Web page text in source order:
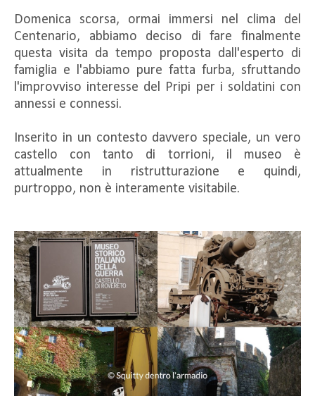
Domenica scorsa, ormai immersi nel clima del
Centenario, abbiamo deciso di fare finalmente
questa visita da tempo proposta dall'esperto di
famiglia e l'abbiamo pure fatta furba, sfruttando
l'improvviso interesse del Pripi per i soldatini con
annessi e connessi.
Inserito in un contesto davvero speciale, un vero
castello con tanto di torrioni, il museo è
attualmente in ristrutturazione e quindi,
purtroppo, non è interamente visitabile.